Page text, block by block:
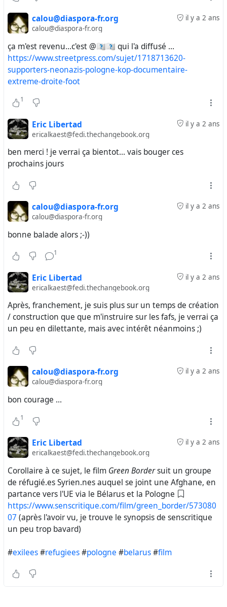
il y a 2 ans
calou@diaspora-fr.org
calou@diaspora-fr.org
ça m'est revenu...c'est @🇴🇳🇾🇽 qui l'a diffusé ...
https://www.streetpress.com/sujet/1718713620-
supporters-neonazis-pologne-kop-documentaire-
extreme-droite-foot
1
il y a 2 ans
Eric Libertad
ericalkaest@fedi.thechangebook.org
ben merci ! je verrai ça bientot... vais bouger ces
prochains jours
il y a 2 ans
calou@diaspora-fr.org
calou@diaspora-fr.org
bonne balade alors ;-))
1
il y a 2 ans
Eric Libertad
ericalkaest@fedi.thechangebook.org
Après, franchement, je suis plus sur un temps de création
/ construction que que m'instruire sur les fafs, je verrai ça
un peu en dilettante, mais avec intérêt néanmoins ;)
il y a 2 ans
calou@diaspora-fr.org
calou@diaspora-fr.org
bon courage ...
1
il y a 2 ans
Eric Libertad
ericalkaest@fedi.thechangebook.org
Corollaire à ce sujet, le film Green Bordersuit un groupe
de réfugié.es Syrien.nes auquel se joint une Afghane, en
partance vers l'UE via le Bélarus et la Pologne
https://www.senscritique.com/film/green_border/573080
07 (après l'avoir vu, je trouve le synopsis de senscritique
un peu trop bavard)
#exilees#refugiees#pologne #belarus#film